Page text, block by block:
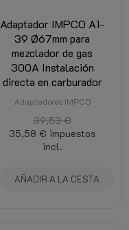
Adaptador IMPCO A1-
39 Ø67mm para
mezclador de gas
300A Instalación
directa en carburador
Adaptadores IMPCO
39,53 €
35,58 € impuestos
incl.
AÑADIR A LA CESTA